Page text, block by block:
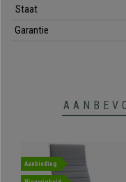
Dikke en comfortabele
Staat
Garantie
Aanbieding